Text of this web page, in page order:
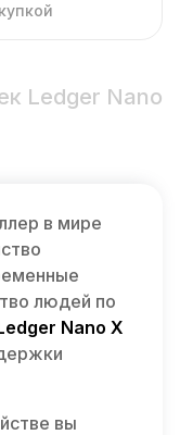
Ledger Nano
в мире
людей по
Nano X
вы